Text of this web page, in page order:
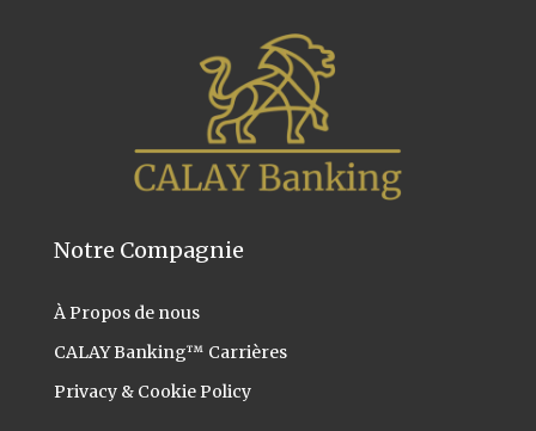
Notre Compagnie
À Propos de nous
CALAY Banking™ Carrières
Privacy & Cookie Policy